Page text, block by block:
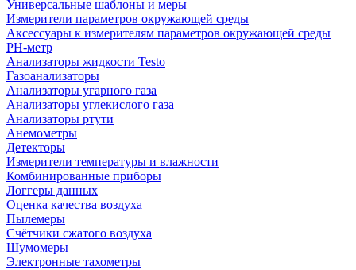
Универсальные шаблоны и меры
Измерители параметров окружающей среды
Аксессуары к измерителям параметров окружающей среды
PH-метр
Анализаторы жидкости Testo
Газоанализаторы
Анализаторы угарного газа
Анализаторы углекислого газа
Анализаторы ртути
Анемометры
Детекторы
Измерители температуры и влажности
Комбинированные приборы
Логгеры данных
Оценка качества воздуха
Пылемеры
Счётчики сжатого воздуха
Шумомеры
Электронные тахометры